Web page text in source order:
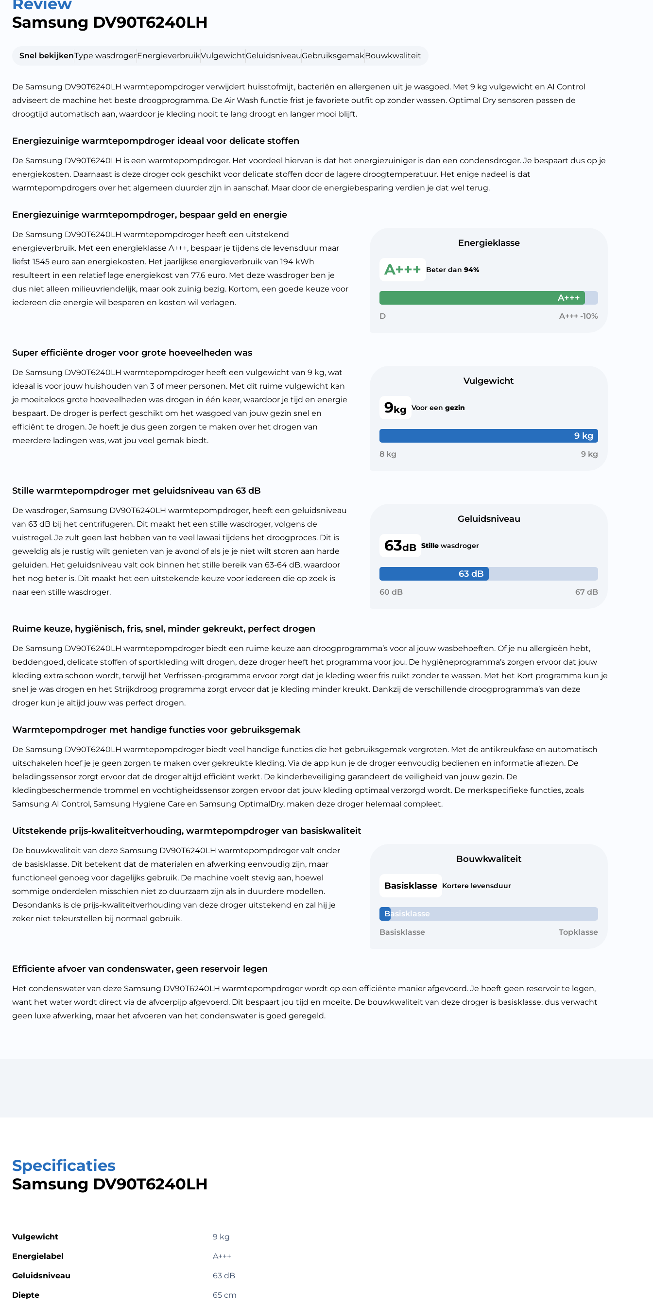
Samsung DV90T6240LH
Snel bekijkenType wasdrogerEnergieverbruikVulgewichtGeluidsniveauGebruiksgemakBouwkwaliteit
De Samsung DV90T6240LH warmtepompdroger verwijdert huisstofmijt, bacteriën en allergenen uit je wasgoed. Met 9 kg vulgewicht en AI Control
adviseert de machine het beste droogprogramma. De Air Wash functie frist je favoriete outfit op zonder wassen. Optimal Dry sensoren passen de
droogtijd automatisch aan, waardoor je kleding nooit te lang droogt en langer mooi blijft.
Energiezuinige warmtepompdroger ideaal voor delicate stoffen
De Samsung DV90T6240LH is een warmtepompdroger. Het voordeel hiervan is dat het energiezuiniger is dan een condensdroger. Je bespaart dus op je
energiekosten. Daarnaast is deze droger ook geschikt voor delicate stoffen door de lagere droogtemperatuur. Het enige nadeel is dat
warmtepompdrogers over het algemeen duurder zijn in aanschaf. Maar door de energiebesparing verdien je dat wel terug.
Energiezuinige warmtepompdroger, bespaar geld en energie
De Samsung DV90T6240LH warmtepompdroger heeft een uitstekend
energieverbruik. Met een energieklasse A+++, bespaar je tijdens de levensduur maar
liefst 1545 euro aan energiekosten. Het jaarlijkse energieverbruik van 194 kWh
resulteert in een relatief lage energiekost van 77,6 euro. Met deze wasdroger ben je
dus niet alleen milieuvriendelijk, maar ook zuinig bezig. Kortom, een goede keuze voor
iedereen die energie wil besparen en kosten wil verlagen.
Energieklasse
A+++ Beter dan 94%
A+++
D A+++ -10%
Super efficiënte droger voor grote hoeveelheden was
De Samsung DV90T6240LH warmtepompdroger heeft een vulgewicht van 9 kg, wat
ideaal is voor jouw huishouden van 3 of meer personen. Met dit ruime vulgewicht kan
je moeiteloos grote hoeveelheden was drogen in één keer, waardoor je tijd en energie
bespaart. De droger is perfect geschikt om het wasgoed van jouw gezin snel en
efficiënt te drogen. Je hoeft je dus geen zorgen te maken over het drogen van
meerdere ladingen was, wat jou veel gemak biedt.
Vulgewicht
9kg Voor een gezin
9 kg
8 kg 9 kg
Stille warmtepompdroger met geluidsniveau van 63 dB
De wasdroger, Samsung DV90T6240LH warmtepompdroger, heeft een geluidsniveau
van 63 dB bij het centrifugeren. Dit maakt het een stille wasdroger, volgens de
vuistregel. Je zult geen last hebben van te veel lawaai tijdens het droogproces. Dit is
geweldig als je rustig wilt genieten van je avond of als je je niet wilt storen aan harde
geluiden. Het geluidsniveau valt ook binnen het stille bereik van 63-64 dB, waardoor
het nog beter is. Dit maakt het een uitstekende keuze voor iedereen die op zoek is
naar een stille wasdroger.
Geluidsniveau
63dB Stille wasdroger
63 dB
60 dB 67 dB
Ruime keuze, hygiënisch, fris, snel, minder gekreukt, perfect drogen
De Samsung DV90T6240LH warmtepompdroger biedt een ruime keuze aan droogprogramma’s voor al jouw wasbehoeften. Of je nu allergieën hebt,
beddengoed, delicate stoffen of sportkleding wilt drogen, deze droger heeft het programma voor jou. De hygiëneprogramma’s zorgen ervoor dat jouw
kleding extra schoon wordt, terwijl het Verfrissen-programma ervoor zorgt dat je kleding weer fris ruikt zonder te wassen. Met het Kort programma kun je
snel je was drogen en het Strijkdroog programma zorgt ervoor dat je kleding minder kreukt. Dankzij de verschillende droogprogramma’s van deze
droger kun je altijd jouw was perfect drogen.
Warmtepompdroger met handige functies voor gebruiksgemak
De Samsung DV90T6240LH warmtepompdroger biedt veel handige functies die het gebruiksgemak vergroten. Met de antikreukfase en automatisch
uitschakelen hoef je je geen zorgen te maken over gekreukte kleding. Via de app kun je de droger eenvoudig bedienen en informatie aflezen. De
beladingssensor zorgt ervoor dat de droger altijd efficiënt werkt. De kinderbeveiliging garandeert de veiligheid van jouw gezin. De
kledingbeschermende trommel en vochtigheidssensor zorgen ervoor dat jouw kleding optimaal verzorgd wordt. De merkspecifieke functies, zoals
Samsung AI Control, Samsung Hygiene Care en Samsung OptimalDry, maken deze droger helemaal compleet.
Uitstekende prijs-kwaliteitverhouding, warmtepompdroger van basiskwaliteit
De bouwkwaliteit van deze Samsung DV90T6240LH warmtepompdroger valt onder
de basisklasse. Dit betekent dat de materialen en afwerking eenvoudig zijn, maar
functioneel genoeg voor dagelijks gebruik. De machine voelt stevig aan, hoewel
sommige onderdelen misschien niet zo duurzaam zijn als in duurdere modellen.
Desondanks is de prijs-kwaliteitverhouding van deze droger uitstekend en zal hij je
zeker niet teleurstellen bij normaal gebruik.
Bouwkwaliteit
Basisklasse Kortere levensduur
Basisklasse
Basisklasse
Topklasse
Efficiente afvoer van condenswater, geen reservoir legen
Het condenswater van deze Samsung DV90T6240LH warmtepompdroger wordt op een efficiënte manier afgevoerd. Je hoeft geen reservoir te legen,
want het water wordt direct via de afvoerpijp afgevoerd. Dit bespaart jou tijd en moeite. De bouwkwaliteit van deze droger is basisklasse, dus verwacht
geen luxe afwerking, maar het afvoeren van het condenswater is goed geregeld.
Specificaties
Samsung DV90T6240LH
Vulgewicht 9 kg
Energielabel A+++
Geluidsniveau 63 dB
Diepte 65 cm